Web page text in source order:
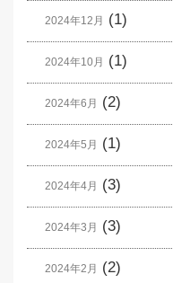
2024年12月 (1)
2024年10月 (1)
2024年6月 (2)
2024年5月 (1)
2024年4月 (3)
2024年3月 (3)
2024年2月 (2)